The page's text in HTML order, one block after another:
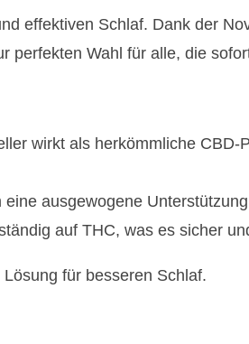
effektiven Schlaf. Dank der
perfekten Wahl für alle, die
wirkt als herkömmliche CBD-
ausgewogene
auf THC, was es sicher
für besseren Schlaf.